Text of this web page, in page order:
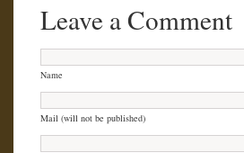
Leave a Comment
Name
Mail (will not be published)